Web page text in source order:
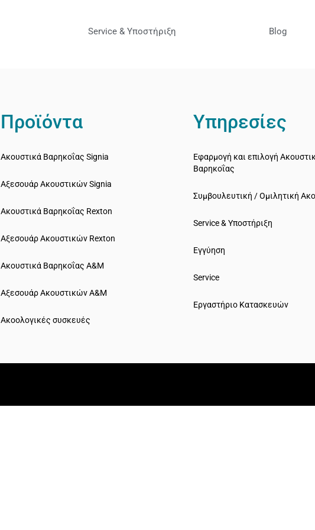
Service & Υποστήριξη Blog
Προϊόντα
Ακουστικά Βαρηκοΐας Signia
Αξεσουάρ Ακουστικών Signia
Ακουστικά Bαρηκοΐας Rexton
Αξεσουάρ Ακουστικών Rexton
Ακουστικά Βαρηκοΐας A&M
Αξεσουάρ Ακουστικών A&M
Ακοολογικές συσκευές
Υπηρεσίες
Εφαρμογή και επιλογή
Βαρηκοΐας
Συμβουλευτική / Ομιλητική
Service & Υποστήριξη
Εγγύηση
Service
Εργαστήριο Κατασκευών